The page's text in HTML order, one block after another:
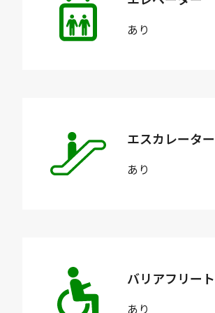
あり
エスカレーター
あり
バリアフリー
あり